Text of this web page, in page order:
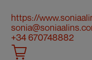
https://
+34 670748882